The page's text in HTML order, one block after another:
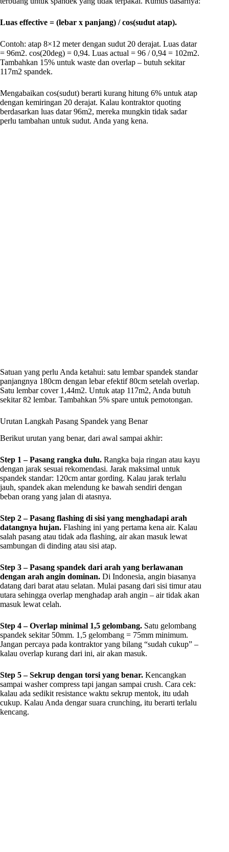
Luas effective = (lebar x panjang) / cos(sudut atap).
Contoh: atap 8×12 meter dengan sudut 20 derajat. Luas datar
= 96m2. cos(20deg) = 0,94. Luas actual = 96 / 0,94 = 102m2.
Tambahkan 15% untuk waste dan overlap – butuh sekitar
117m2 spandek.
Mengabaikan cos(sudut) berarti kurang hitung 6% untuk atap
dengan kemiringan 20 derajat. Kalau kontraktor quoting
berdasarkan luas datar 96m2, mereka mungkin tidak sadar
perlu tambahan untuk sudut. Anda yang kena.
Satuan yang perlu Anda ketahui: satu lembar spandek standar
panjangnya 180cm dengan lebar efektif 80cm setelah overlap.
Satu lembar cover 1,44m2. Untuk atap 117m2, Anda butuh
sekitar 82 lembar. Tambahkan 5% spare untuk pemotongan.
Urutan Langkah Pasang Spandek yang Benar
Berikut urutan yang benar, dari awal sampai akhir:
Step 1 – Pasang rangka dulu. Rangka baja ringan atau kayu
dengan jarak sesuai rekomendasi. Jarak maksimal untuk
spandek standar: 120cm antar gording. Kalau jarak terlalu
jauh, spandek akan melendung ke bawah sendiri dengan
beban orang yang jalan di atasnya.
Step 2 – Pasang flashing di sisi yang menghadapi arah
datangnya hujan. Flashing ini yang pertama kena air. Kalau
salah pasang atau tidak ada flashing, air akan masuk lewat
sambungan di dinding atau sisi atap.
Step 3 – Pasang spandek dari arah yang berlawanan
dengan arah angin dominan. Di Indonesia, angin biasanya
datang dari barat atau selatan. Mulai pasang dari sisi timur atau
utara sehingga overlap menghadap arah angin – air tidak akan
masuk lewat celah.
Step 4 – Overlap minimal 1,5 gelombang. Satu gelombang
spandek sekitar 50mm. 1,5 gelombang = 75mm minimum.
Jangan percaya pada kontraktor yang bilang “sudah cukup” –
kalau overlap kurang dari ini, air akan masuk.
Step 5 – Sekrup dengan torsi yang benar. Kencangkan
sampai washer compress tapi jangan sampai crush. Cara cek:
kalau ada sedikit resistance waktu sekrup mentok, itu udah
cukup. Kalau Anda dengar suara crunching, itu berarti terlalu
kencang.